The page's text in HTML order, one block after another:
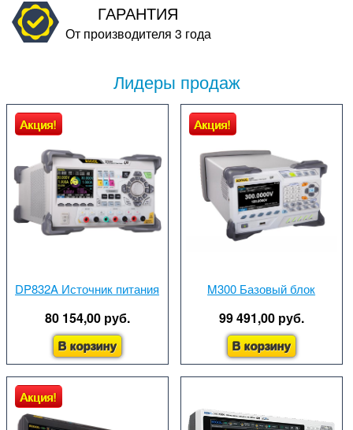
ГАРАНТИЯ
От производителя 3 года
Лидеры продаж
DP832A Источник питания
80 154,00 руб.
В корзину
Акция!
M300 Базовый блок
99 491,00 руб.
В корзину
Акция!
Акция!